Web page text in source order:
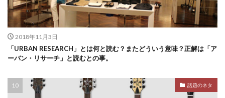
2018年11月3日
「URBAN RESEARCH」とは何と読む？またどういう意味？正解は「ア
ーバン・リサーチ」と読むとの事。
話題のネタ